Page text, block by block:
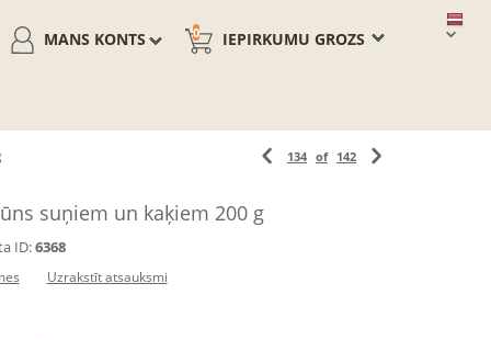
IEPIRKUMU GROZS
0
MANS KONTS
134 of 142
suņiem un kaķiem 200 g
ID:6368
Uzrakstīt atsauksmi